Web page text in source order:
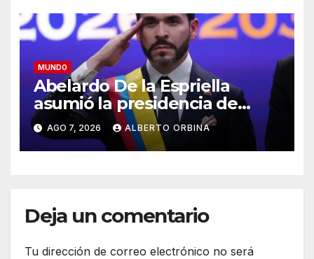
MUNDO
Abelardo De la Espriella
asumió la presidencia de
Colombia y prometió
“derrotar sin tregua al
narcoterrorismo”
AGO 7, 2026 ALBERTO ORBINA
Deja un comentario
Tu dirección de correo electrónico no será